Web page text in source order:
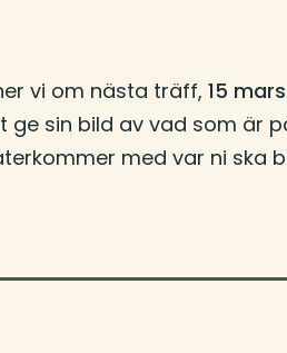
vi om nästa träff, 15 mars
sin bild av vad som är
med var ni ska